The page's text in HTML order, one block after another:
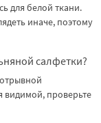
для белой ткани.
иначе, поэтому
салфетки?
видимой, проверьте